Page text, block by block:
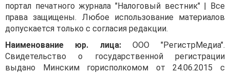
портал печатного журнала "Налоговый вестник" | Все
права защищены. Любое использование материалов
допускается только с согласия редакции.
Наименование юр. лица:ООО "РегистрМедиа".
Свидетельство о государственной регистрации
выдано Минским горисполкомом от 24.06.2015 с